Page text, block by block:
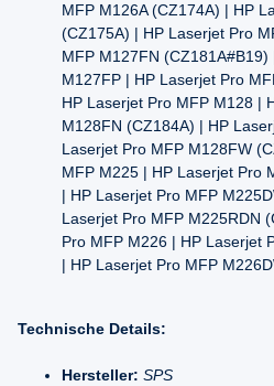
MFP M126A (CZ174A) | HP
(CZ175A) | HP Laserjet Pro
MFP M127FN
M127FP | HP Laserjet Pro
HP Laserjet Pro MFP M128 |
M128FN (CZ184A) | HP
Laserjet Pro MFP M128FW
MFP M225 | HP Laserjet Pro
| HP Laserjet Pro MFP
Laserjet Pro MFP M225RDN
Pro MFP M226 | HP Laserjet
| HP Laserjet Pro MFP
Technische Details:
Hersteller: SPS